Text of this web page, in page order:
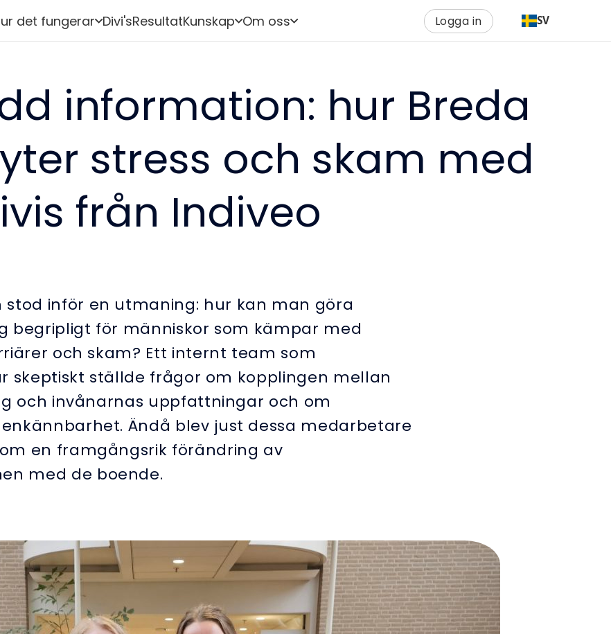
det fungerar Divi'sResultatKunskap Om oss Logga in SV
information: hur Breda
stress och skam med
från Indiveo
stod inför en utmaning: hur kan man göra
begripligt för människor som kämpar med
och skam? Ett internt team som
skeptiskt ställde frågor om kopplingen mellan
och invånarnas uppfattningar och om
Ändå blev just dessa medarbetare
en framgångsrik förändring av
med de boende.